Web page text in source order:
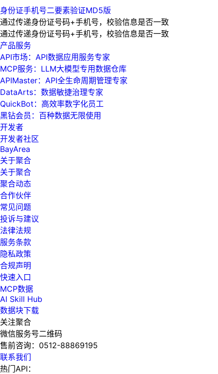
身份证手机号二要素验证MD5版
通过传递身份证号码+手机号，校验信息是否一致
通过传递身份证号码+手机号，校验信息是否一致
产品服务
API市场：API数据应用服务专家
MCP服务：LLM大模型专用数据仓库
APIMaster：API全生命周期管理专家
DataArts：数据敏捷治理专家
QuickBot：高效率数字化员工
黑钻会员：百种数据无限使用
开发者
开发者社区
BayArea
关于聚合
关于聚合
聚合动态
合作伙伴
常见问题
投诉与建议
法律法规
服务条款
隐私政策
合规声明
快速入口
MCP数据
AI Skill Hub
数据块下载
关注聚合
微信服务号二维码
售前咨询： 0512-88869195
联系我们
热门API：